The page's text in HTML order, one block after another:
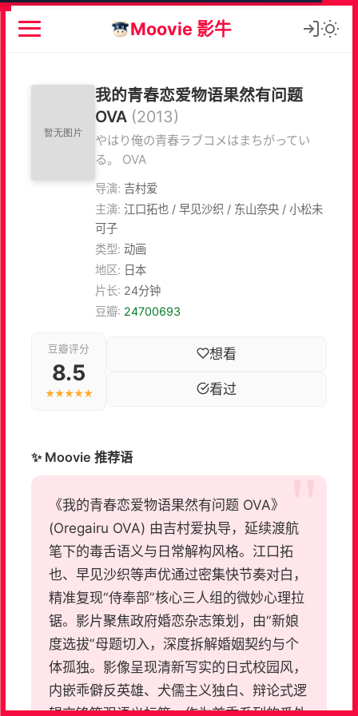
Moovie 影牛
我的青春恋爱物语果然有问题
OVA (2013)
やはり俺の青春ラブコメはまちがってい
る。 OVA
导演: 吉村爱
主演: 江口拓也 / 早见沙织 / 东山奈央 / 小松未
可子
类型: 动画
地区: 日本
片长: 24分钟
豆瓣: 24700693
豆瓣评分
8.5
★★★★★
想看
看过
✨ Moovie 推荐语
《我的青春恋爱物语果然有问题 OVA》
(Oregairu OVA) 由吉村爱执导，延续渡航
笔下的毒舌语义与日常解构风格。江口拓
也、早见沙织等声优通过密集快节奏对白，
精准复现“侍奉部”核心三人组的微妙心理拉
锯。影片聚焦政府婚恋杂志策划，由“新娘
度选拔”母题切入，深度拆解婚姻契约与个
体孤独。影像呈现清新写实的日式校园风，
内嵌乖僻反英雄、犬儒主义独白、辩论式逻